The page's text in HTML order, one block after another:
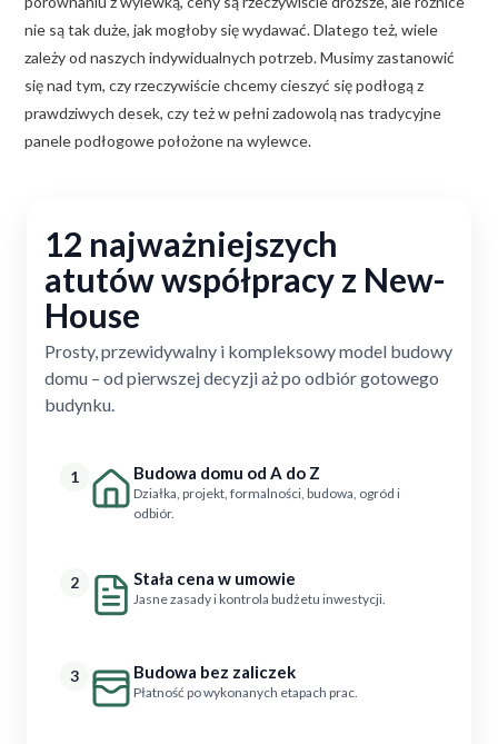
nie są tak duże, jak mogłoby się wydawać. Dlatego też, wiele
zależy od naszych indywidualnych potrzeb. Musimy zastanowić
się nad tym, czy rzeczywiście chcemy cieszyć się podłogą z
prawdziwych desek, czy też w pełni zadowolą nas tradycyjne
panele podłogowe położone na wylewce.
12 najważniejszych
atutów współpracy z New-
House
Prosty, przewidywalny i kompleksowy model budowy
domu – od pierwszej decyzji aż po odbiór gotowego
budynku.
1 Budowa domu od A do Z
Działka, projekt, formalności, budowa, ogród i
odbiór.
2 Stała cena w umowie
Jasne zasady i kontrola budżetu inwestycji.
3 Budowa bez zaliczek
Płatność po wykonanych etapach prac.